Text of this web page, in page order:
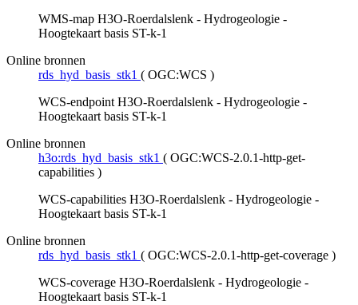
WMS-map H3O-Roerdalslenk - Hydrogeologie -
Hoogtekaart basis ST-k-1
Online bronnen
rds_hyd_basis_stk1 ( OGC:WCS )
WCS-endpoint H3O-Roerdalslenk - Hydrogeologie -
Hoogtekaart basis ST-k-1
Online bronnen
h3o:rds_hyd_basis_stk1 ( OGC:WCS-2.0.1-http-get-
capabilities )
WCS-capabilities H3O-Roerdalslenk - Hydrogeologie -
Hoogtekaart basis ST-k-1
Online bronnen
rds_hyd_basis_stk1 ( OGC:WCS-2.0.1-http-get-coverage )
WCS-coverage H3O-Roerdalslenk - Hydrogeologie -
Hoogtekaart basis ST-k-1